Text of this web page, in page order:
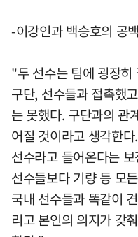
-이강인과 백승호의 공
"두 선수는 팀에 굉장히
구단, 선수들과 접촉했
는 못했다. 구단과의 관
어질 것이라고 생각한
선수라고 들어온다는
선수들보다 기량 등 모
국내 선수들과 똑같이
리고 본인의 의지가 갖